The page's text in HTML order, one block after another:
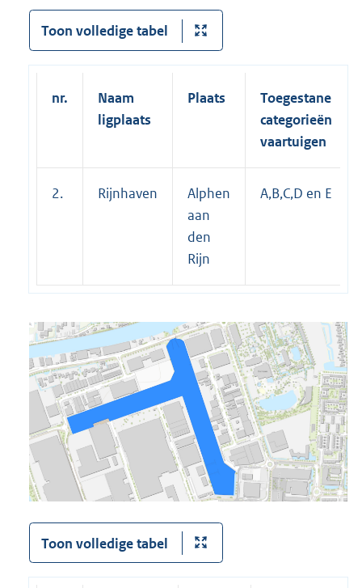
Toon volledige tabel
nr.
Naam
ligplaats
Plaats
Toegestane
categorieën
vaartuigen
2. Rijnhaven
Alphen
aan
den
Rijn
A,B,C,D en E
Toon volledige tabel